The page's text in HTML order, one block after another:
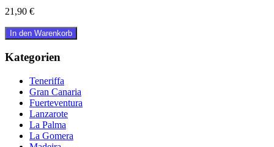
21,90 €
In den Warenkorb
Kategorien
Teneriffa
Gran Canaria
Fuerteventura
Lanzarote
La Palma
La Gomera